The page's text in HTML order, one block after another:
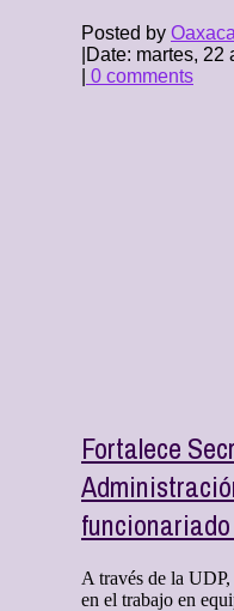
Posted by
Date: martes, 22
0 comments
Fortalece
A través de la
en el trabajo en